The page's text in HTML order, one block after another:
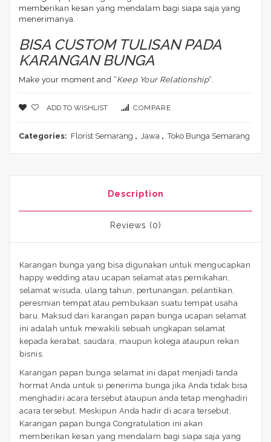
memberikan kesan yang mendalam bagi siapa saja yang
menerimanya.
BISA CUSTOM TULISAN PADA
KARANGAN BUNGA
Make your moment and “Keep Your Relationship“.
ADD TO WISHLIST COMPARE
Categories: Florist Semarang , Jawa , Toko Bunga Semarang
Description
Reviews (0)
Karangan bunga yang bisa digunakan untuk mengucapkan
happy wedding atau ucapan selamat atas pernikahan,
selamat wisuda, ulang tahun, pertunangan, pelantikan,
peresmian tempat atau pembukaan suatu tempat usaha
baru. Maksud dari karangan papan bunga ucapan selamat
ini adalah untuk mewakili sebuah ungkapan selamat
kepada kerabat, saudara, maupun kolega ataupun rekan
bisnis.
Karangan papan bunga selamat ini dapat menjadi tanda
hormat Anda untuk si penerima bunga jika Anda tidak bisa
menghadiri acara tersebut ataupun anda tetap menghadiri
acara tersebut. Meskipun Anda hadir di acara tersebut,
Karangan papan bunga Congratulation ini akan
memberikan kesan yang mendalam bagi siapa saja yang